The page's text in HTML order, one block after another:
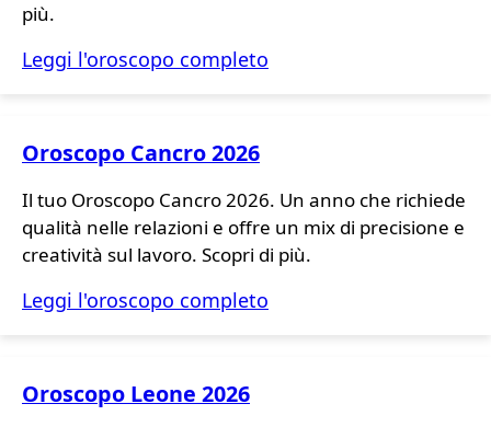
più.
Leggi l'oroscopo completo
Oroscopo Cancro 2026
Il tuo Oroscopo Cancro 2026. Un anno che richiede
qualità nelle relazioni e offre un mix di precisione e
creatività sul lavoro. Scopri di più.
Leggi l'oroscopo completo
Oroscopo Leone 2026